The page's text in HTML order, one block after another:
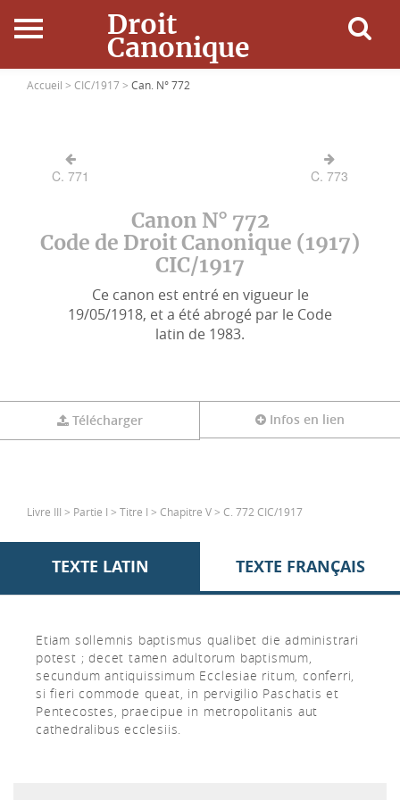
Droit
Canonique
Accueil
Ressources
Accueil > CIC/1917 > Can. N° 772
C. 771 C. 773
Canon N° 772
Code de Droit Canonique (1917)
CIC/1917
Ce canon est entré en vigueur le
19/05/1918, et a été abrogé par le Code
latin de 1983.
Télécharger Infos en lien
Livre III > Partie I > Titre I > Chapitre V > C. 772 CIC/1917
TEXTE LATIN TEXTE FRANÇAIS
Etiam sollemnis baptismus qualibet die administrari
potest ; decet tamen adultorum baptismum,
secundum antiquissimum Ecclesiae ritum, conferri,
si fieri commode queat, in pervigilio Paschatis et
Pentecostes, praecipue in metropolitanis aut
cathedralibus ecclesiis.